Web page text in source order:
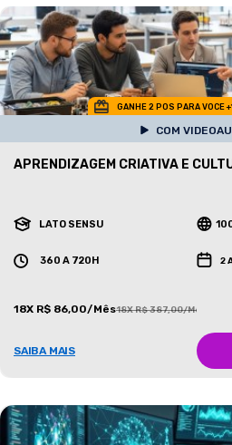
GANHE 2 POS PARA VOCE
COM
APRENDIZAGEM CRIATIVA E
LATO SENSU
360 A 720H 2
18X R$ 86,00/Mês18X R$ 387,00/Mês
SAIBA MAIS